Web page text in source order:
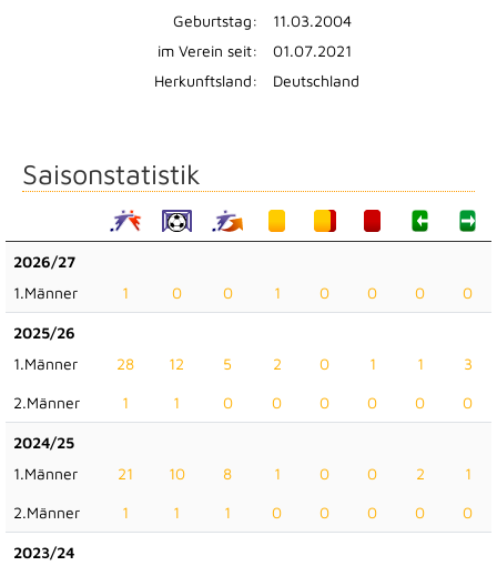
Geburtstag:
11.03.2004
im Verein seit:
01.07.2021
Herkunftsland:
Deutschland
Saisonstatistik
2026/27
1.Männer
1 0 0 1 0 0 0 0
2025/26
1.Männer
28 12 5 2 0 1 1 3
2.Männer 1 1 0 0 0 0 0 0
2024/25
1.Männer
21 10 8 1 0 0 2 1
2.Männer 1 1 1 0 0 0 0 0
2023/24